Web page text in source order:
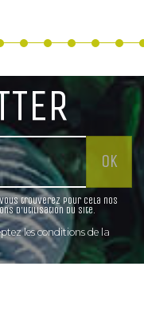
trouverez pour cela nos
d'utilisation du site.
les conditions de la